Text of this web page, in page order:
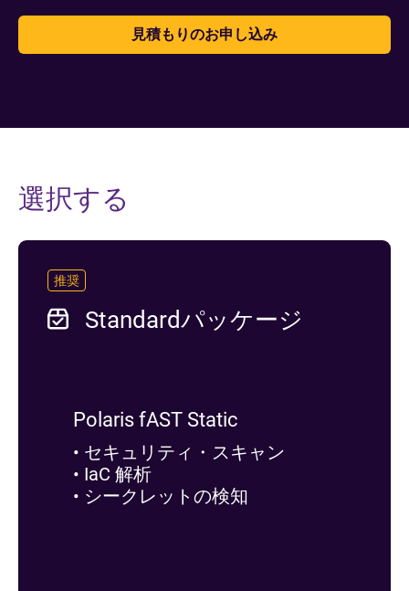
見積もりのお申し込み
選択する
Standardパッケージ
推奨
Polaris fAST Static
• セキュリティ・スキャン
• IaC 解析
• シークレットの検知